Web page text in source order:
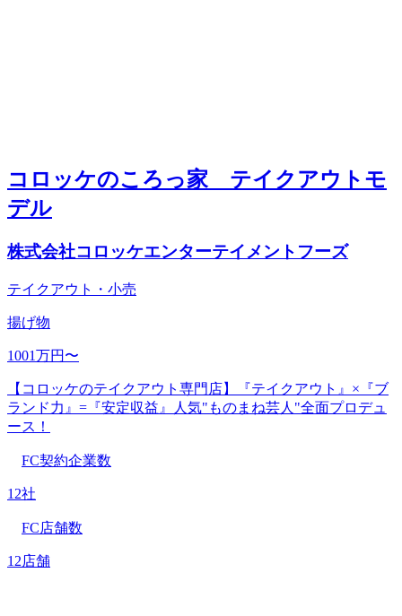
コロッケのころっ家 テイクアウトモ
デル
株式会社コロッケエンターテイメントフーズ
テイクアウト・小売
揚げ物
1001万円〜
【コロッケのテイクアウト専門店】『テイクアウト』×『ブ
ランド力』=『安定収益』人気"ものまね芸人"全面プロデュ
ース！
FC契約企業数
12社
FC店舗数
12店舗